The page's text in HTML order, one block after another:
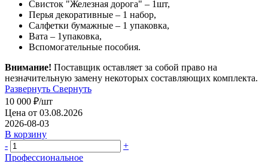
Свисток "Железная дорога" – 1шт,
Перья декоративные – 1 набор,
Салфетки бумажные – 1 упаковка,
Вата – 1упаковка,
Вспомогательные пособия.
Внимание! Поставщик оставляет за собой право на
незначительную замену некоторых составляющих комплекта.
Развернуть Свернуть
10 000 ₽/шт
Цена от 03.08.2026
2026-08-03
В корзину
-
+
Профессиональное